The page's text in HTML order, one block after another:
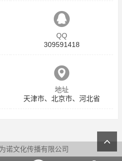
QQ
309591418
地址
天津市、北京市、河北省
诺文化传播有限公司